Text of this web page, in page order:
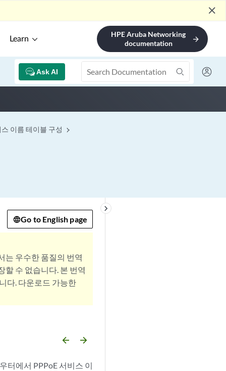
close
Learn
HPE Aruba Networking
documentation
arrow_forward
Ask AI
이름 테이블 구성
keyboard_arrow_right
Go to English page
는 우수한 품질의 번역
할 수 없습니다. 본 번역
다. 다운로드 가능한
arrow_backward arrow_forward
터에서 PPPoE 서비스 이